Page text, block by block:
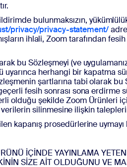
bulunmaksızın,
privacy/privacy-statement/
ihlali, Zoom tarafından
bu Sözleşmeyi (ve
herhangi bir kapatma
şartlarına tabi olarak
fesih sonrası sona erdirme
olduğu şekilde Zoom Ürünleri
silinmesine ilişkin
kapanış prosedürlerine
İÇİNDE YAYINLAMA
SİZE AİT OLDUĞUNU VE